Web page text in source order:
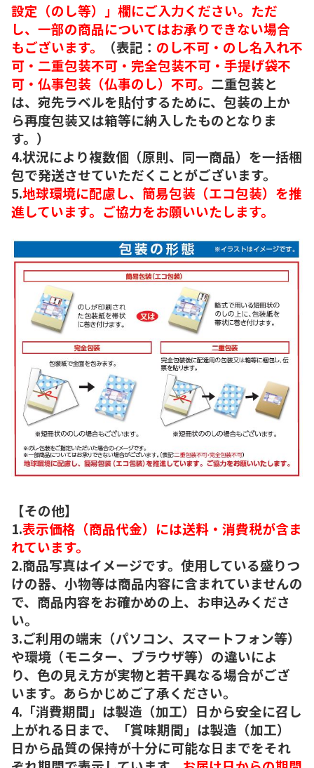
設定（のし等）」欄にご入力ください。ただ
し、一部の商品についてはお承りできない場合
もございます。
（表記： のし不可・のし名入れ不
可・二重包装不可・完全包装不可・手提げ袋不
可・仏事包装（仏事のし）不可。 二重包装と
は、宛先ラベルを貼付するために、包装の上か
ら再度包装又は箱等に納入したものとなりま
す。）
4.状況により複数個（原則、同一商品）を一括梱
包で発送させていただくことがございます。
5.地球環境に配慮し、簡易包装（エコ包装）を推
進しています。ご協力をお願いいたします。
【その他】
1.表示価格（商品代金）には送料・消費税が含ま
れています。
2.商品写真はイメージです。使用している盛りつ
けの器、小物等は商品内容に含まれていませんの
で、商品内容をお確かめの上、お申込みくださ
い。
3.ご利用の端末（パソコン、スマートフォン等）
や環境（モニター、ブラウザ等）の違いによ
り、色の見え方が実物と若干異なる場合がござ
います。あらかじめご了承ください。
4.「消費期間」は製造（加工）日から安全に召し
上がれる日まで、「賞味期間」は製造（加工）
日から品質の保持が十分に可能な日までをそれ